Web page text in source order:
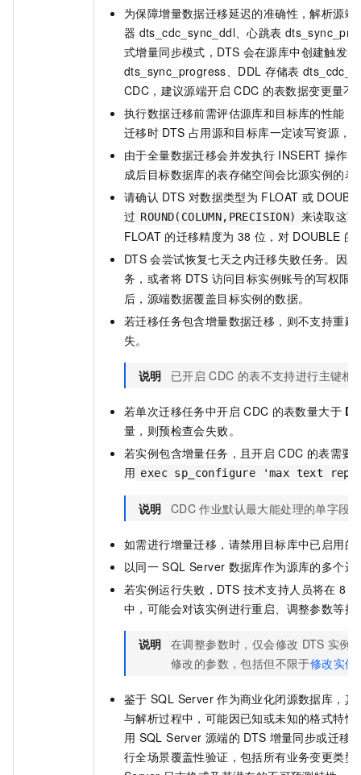
为保障增量数据迁移延迟的准确性，解析源
器 dts_cdc_sync_ddl、心跳表
式增量同步模式，DTS 会在源库中创建触发器
dts_sync_progress、DDL 存储表
CDC，建议源端开启 CDC 的表数据变更量不
执行数据迁移前需评估源库和目标库的性能
迁移时 DTS 占用源和目标库一定读写资源，
由于全量数据迁移会并发执行 INSERT 操作
成后目标数据库的表存储空间会比源实例的表
请确认 DTS 对数据类型为 FLOAT 或
过 ROUND(COLUMN,PRECISION) 来读取这
FLOAT 的迁移精度为 38 位，对 DOUBLE 的
DTS 会尝试恢复七天之内迁移失败任务。因
务，或者将 DTS 访问目标实例账号的写权限
后，源端数据覆盖目标实例的数据。
若迁移任务包含增量数据迁移，则不支持重
失。
说明 已开启 CDC 的表不支持进行主键相
若单次迁移任务中开启 CDC 的表数量大于
量，则预检查会失败。
若实例包含增量任务，且开启 CDC 的表需要
用 exec sp_configure 'max text
说明 CDC 作业默认最大能处理的单字段
如需进行增量迁移，请禁用目标库中已启用
以同一 SQL Server 数据库作为源库的多个
若实例运行失败，DTS 技术支持人员将在 8
中，可能会对该实例进行重启、调整参数等操
说明 在调整参数时，仅会修改 DTS 实例
修改的参数，包括但不限于修改实例
鉴于 SQL Server 作为商业化闭源数据库，其
与解析过程中，可能因已知或未知的格式特
用 SQL Server 源端的 DTS 增量同步或迁移
行全场景覆盖性验证，包括所有业务变更类